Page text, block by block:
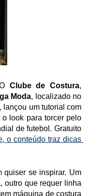
Clube de Costura,
Moda, localizado no
lançou um tutorial com
look para torcer pelo
de futebol. Gratuito
o conteúdo traz dicas
quiser se inspirar. Um
outro que requer linha
máquina de costura